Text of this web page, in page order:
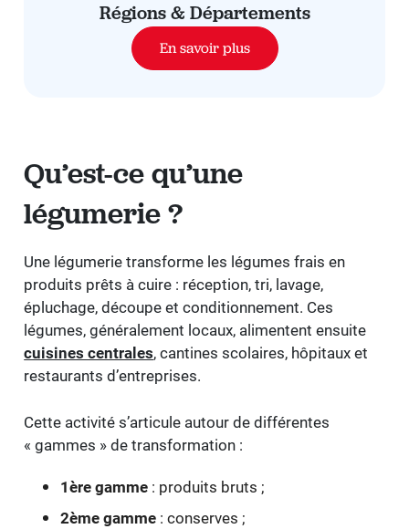
Régions & Départements
En savoir plus
Qu’est-ce qu’une
légumerie ?
Une légumerie transforme les légumes frais en
produits prêts à cuire : réception, tri, lavage,
épluchage, découpe et conditionnement. Ces
légumes, généralement locaux, alimentent ensuite
cuisines centrales, cantines scolaires, hôpitaux et
restaurants d’entreprises.
Cette activité s’articule autour de différentes
« gammes » de transformation :
1ère gamme : produits bruts ;
2ème gamme : conserves ;